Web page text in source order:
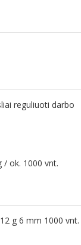
reguliuoti darbo
/ ok. 1000 vnt.
g 6 mm 1000 vnt.